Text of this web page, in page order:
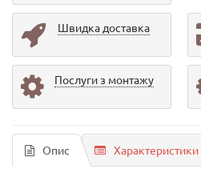
Швидка доставка
Послуги з монтажу
Опис Характеристики